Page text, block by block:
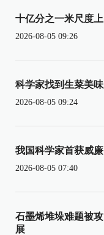
十亿分之一米尺度
2026-08-05 09:26
科学家找到生菜美
2026-08-05 09:24
我国科学家首获威
2026-08-05 07:40
石墨烯堆垛难题被
展